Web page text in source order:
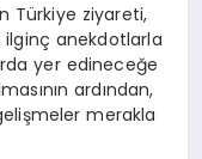
Türkiye ziyareti,
anekdotlarla
yer edineceğe
ardından,
merakla